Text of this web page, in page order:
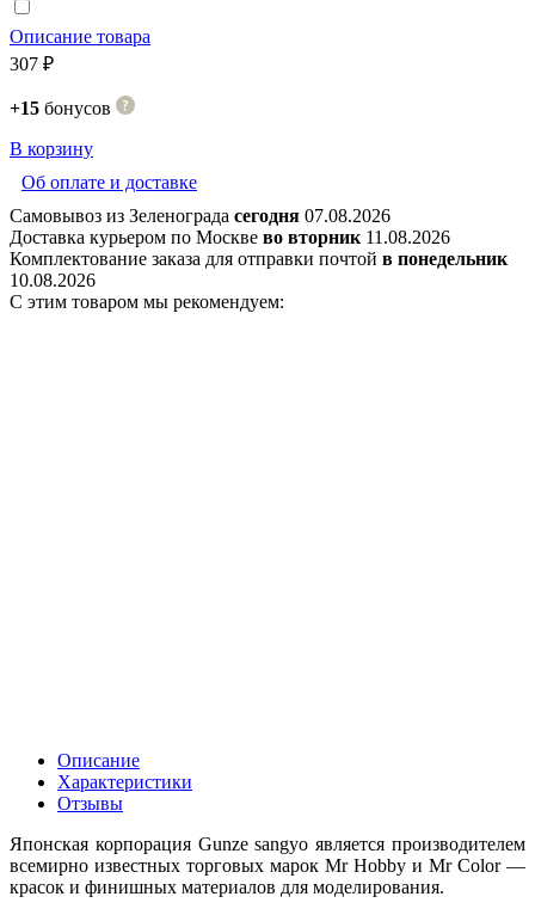
Описание товара
307 ₽
+15 бонусов
В корзину
Об оплате и доставке
Самовывоз из Зеленограда сегодня 07.08.2026
Доставка курьером по Москве во вторник 11.08.2026
Комплектование заказа для отправки почтой в понедельник
10.08.2026
С этим товаром мы рекомендуем:
Описание
Характеристики
Отзывы
Японская корпорация Gunze sangyo является производителем
всемирно известных торговых марок Mr Hobby и Mr Color —
красок и финишных материалов для моделирования.